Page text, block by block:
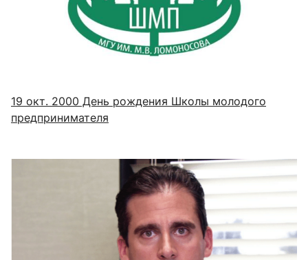
19 окт. 2000 День рождения Школы молодого
предпринимателя